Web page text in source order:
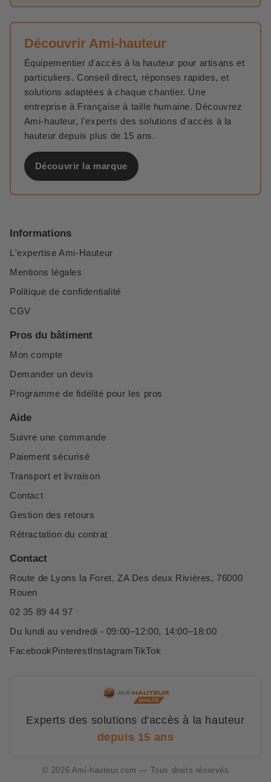
Découvrir Ami-hauteur
Équipementier d'accès à la hauteur pour artisans et
particuliers. Conseil direct, réponses rapides, et
solutions adaptées à chaque chantier. Une
entreprise à Française à taille humaine. Découvrez
Ami-hauteur, l'experts des solutions d'accès à la
hauteur depuis plus de 15 ans.
Découvrir la marque
Informations
L'expertise Ami-Hauteur
Mentions légales
Politique de confidentialité
CGV
Pros du bâtiment
Mon compte
Demander un devis
Programme de fidélité pour les pros
Aide
Suivre une commande
Paiement sécurisé
Transport et livraison
Contact
Gestion des retours
Rétractation du contrat
Contact
Route de Lyons la Foret, ZA Des deux Rivières, 76000
Rouen
02 35 89 44 97
Du lundi au vendredi - 09:00–12:00, 14:00–18:00
FacebookPinterestInstagramTikTok
Experts des solutions d'accès à la hauteur
depuis 15 ans
© 2026 Ami-hauteur.com — Tous droits réservés